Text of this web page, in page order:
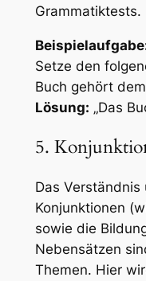
Grammatiktests.
Setze den
Buch gehört
Lösung: „Das
5.
Das
Konjunktionen
sowie die
Nebensätzen
Themen. Hier